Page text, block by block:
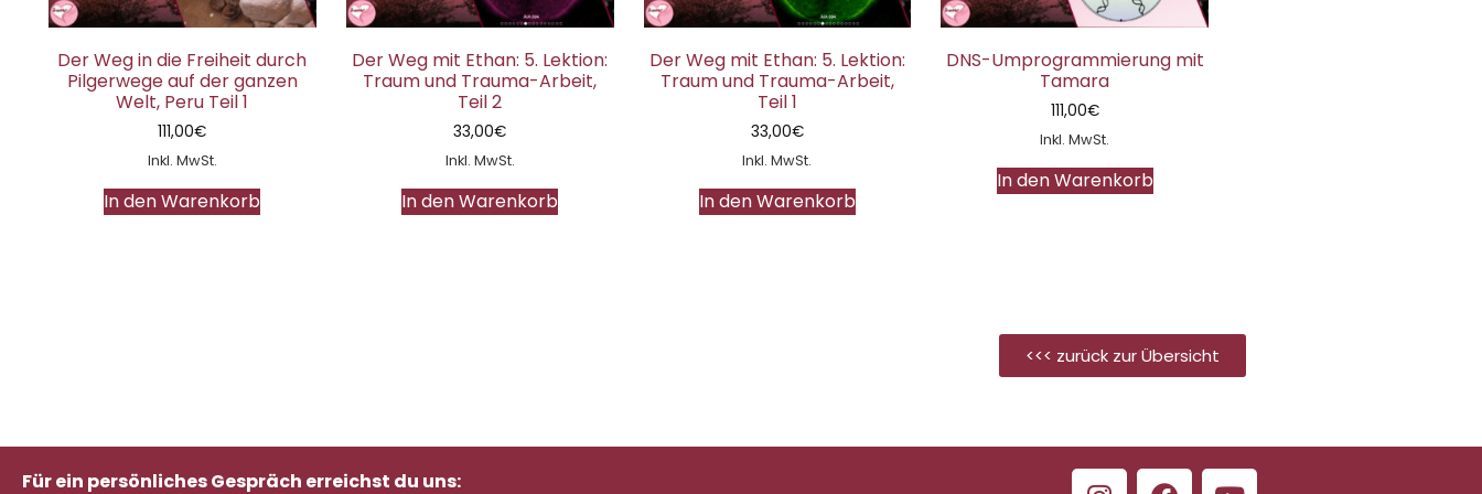
Der Weg in die Freiheit durch
Pilgerwege auf der ganzen
Welt, Peru Teil 1
111,00€
Inkl. MwSt.
In den Warenkorb
Der Weg mit Ethan: 5. Lektion:
Traum und Trauma-Arbeit,
Teil 2
33,00€
Inkl. MwSt.
In den Warenkorb
Der Weg mit Ethan: 5. Lektion:
Traum und Trauma-Arbeit,
Teil 1
33,00€
Inkl. MwSt.
In den Warenkorb
DNS-Umprogrammierung mit
Tamara
111,00€
Inkl. MwSt.
In den Warenkorb
<<< zurück zur Übersicht
Für ein persönliches Gespräch erreichst du uns: